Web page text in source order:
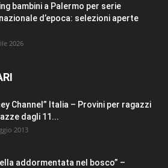
bambini a Palermo per serie
d’epoca: selezioni aperte
2026
Channel” Italia – Provini per ragazzi
dagli 11...
2013
addormentata nel bosco” –